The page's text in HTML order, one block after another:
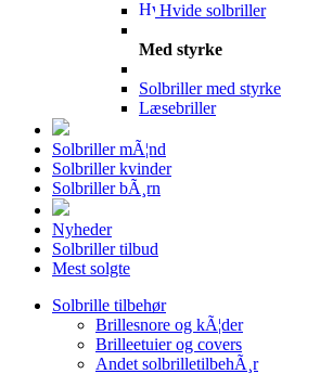
Hvide solbriller
Med styrke
Solbriller med styrke
Læsebriller
Solbriller mÃ¦nd
Solbriller kvinder
Solbriller bÃ¸rn
Nyheder
Solbriller tilbud
Mest solgte
Solbrille tilbehør
Brillesnore og kÃ¦der
Brilleetuier og covers
Andet solbrilletilbehÃ¸r